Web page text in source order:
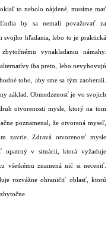
to nebolo nájdené, musíme mať
by sa nemali považovať za
svojho hľadania, lebo to je praktická
vynakladaniu námahy.
iba preto, lebo nevyhovujú
toho, aby sme sa tým zaoberali.
základ. Obmedzenosť je vo svojich
otvorenosti mysle, ktorý na tom
poznamenal, že otvorená myseľ,
zavrie. Zdravá otvorenosť mysle
opatrný v situácii, ktorá vyžaduje
všetkému znamená nič si neceniť.
rozvážne ohraničiť oblasť, ktorú